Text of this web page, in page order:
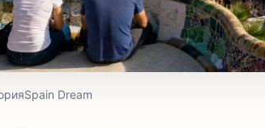
Spain Dream